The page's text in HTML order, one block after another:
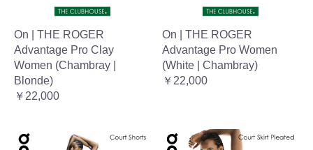
On | THE ROGER
Advantage Pro Clay
Women (Chambray |
Blonde)
￥22,000
On | THE ROGER
Advantage Pro Women
(White | Chambray)
￥22,000